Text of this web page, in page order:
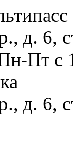
д. 6,
Пт с
д. 6,